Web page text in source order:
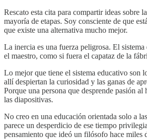
Rescato esta cita para compartir ideas sobre
mayoría de etapas. Soy consciente de que
que existe una alternativa mucho mejor.
La inercia es una fuerza peligrosa. El
el maestro, como si fuera el capataz de la
Lo mejor que tiene el sistema educativo son
allí despiertan la curiosidad y las ganas de
Porque una persona que desprende pasión
las diapositivas.
No creo en una educación orientada solo a
parece un desperdicio de ese tiempo
pensamiento que ideó un filósofo hace miles